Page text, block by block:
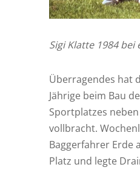
Sigi Klatte 1984 bei
Überragendes hat
Jährige beim Bau
Sportplatzes
vollbracht.
Baggerfahrer Erde
Platz und legte